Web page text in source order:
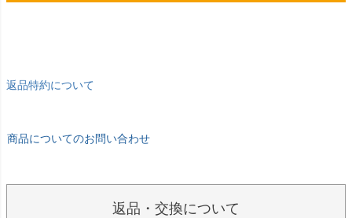
返品特約について
商品についてのお問い合わせ
返品・交換について